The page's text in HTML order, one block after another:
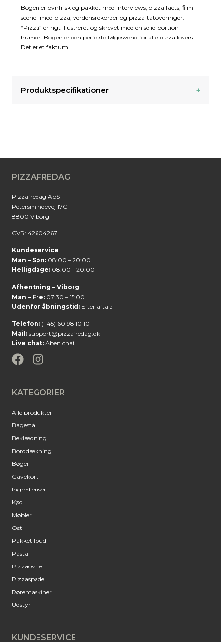
Bogen er ovnfrisk og pakket med interviews, pizza facts, film
scener med pizza, verdensrekorder og pizza-tatoveringer.
“Pizza” er rigt illustreret og skrevet med en solid portion
humor. Bogen er den perfekte følgesvend for alle pizza lovers.
Det er et faktum.
Produktspecifikationer
PIZZAFREDAG
Pizzafredag ApS
Petersmindevej 17C
8800 Viborg
CVR: 42604267
Kundeservice
Man – Søn: 08:00 – 20:00
Helligdage: 08:00 – 20:00
Afhentning – Viborg
Man – Fre: 07:30 – 15:00
Udenfor åbningstid: Efter aftale
Telefon: (+45) 60 98 10 10
Mail: support@pizzafredag.dk
Live chat: Åben chat
KATEGORIER
Alle produkter
Bagestål
Beklædning
Borddækning
Bøger
Gavekort
Ingredienser
Kød
Møbler
Ost
Pakketilbud
Pasta
Pizzaovne
Pizzaspade
Røremaskiner
Udstyr
KUNDESERVICE